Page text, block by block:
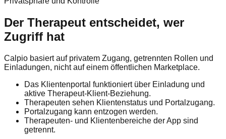
Der Therapeut entscheidet, wer
Zugriff hat
Calpio basiert auf privatem Zugang, getrennten Rollen und
Einladungen, nicht auf einem öffentlichen Marketplace.
Das Klientenportal funktioniert über Einladung und
aktive Therapeut-Klient-Beziehung.
Therapeuten sehen Klientenstatus und Portalzugang.
Portalzugang kann entzogen werden.
Therapeuten- und Klientenbereiche der App sind
getrennt.